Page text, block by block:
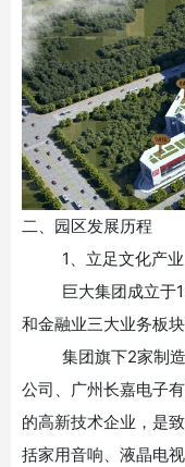
二、园区发展历程
1、立足文化产
巨大集团成立于
和金融业三大业务板
集团旗下2家制
公司、广州长嘉电子
的高新技术企业，是
括家用音响、液晶电